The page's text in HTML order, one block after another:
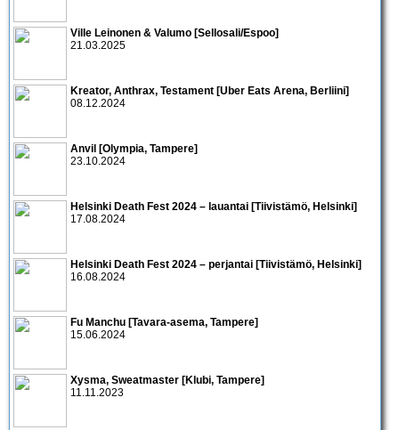
Ville Leinonen & Valumo [Sellosali/Espoo]
21.03.2025
Kreator, Anthrax, Testament [Uber Eats Arena, Berliini]
08.12.2024
Anvil [Olympia, Tampere]
23.10.2024
Helsinki Death Fest 2024 – lauantai [Tiivistämö, Helsinki]
17.08.2024
Helsinki Death Fest 2024 – perjantai [Tiivistämö, Helsinki]
16.08.2024
Fu Manchu [Tavara-asema, Tampere]
15.06.2024
Xysma, Sweatmaster [Klubi, Tampere]
11.11.2023